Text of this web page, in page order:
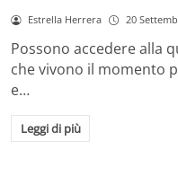
Estrella Herrera 20
Possono accedere alla
che vivono il momento
e…
Leggi di più